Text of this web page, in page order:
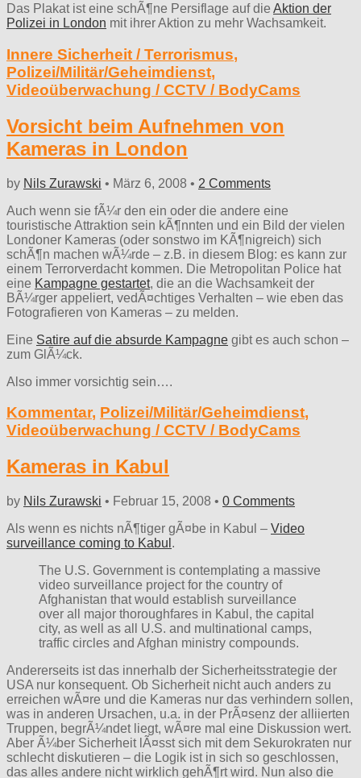
Das Plakat ist eine schÃ¶ne Persiflage auf die Aktion der
Polizei in London mit ihrer Aktion zu mehr Wachsamkeit.
Innere Sicherheit / Terrorismus,
Polizei/Militär/Geheimdienst,
Videoüberwachung / CCTV / BodyCams
Vorsicht beim Aufnehmen von
Kameras in London
by Nils Zurawski • März 6, 2008 • 2 Comments
Auch wenn sie fÃ¼r den ein oder die andere eine
touristische Attraktion sein kÃ¶nnten und ein Bild der vielen
Londoner Kameras (oder sonstwo im KÃ¶nigreich) sich
schÃ¶n machen wÃ¼rde – z.B. in diesem Blog: es kann zur
einem Terrorverdacht kommen. Die Metropolitan Police hat
eine Kampagne gestartet, die an die Wachsamkeit der
BÃ¼rger appeliert, vedÃ¤chtiges Verhalten – wie eben das
Fotografieren von Kameras – zu melden.
Eine Satire auf die absurde Kampagne gibt es auch schon –
zum GlÃ¼ck.
Also immer vorsichtig sein….
Kommentar, Polizei/Militär/Geheimdienst,
Videoüberwachung / CCTV / BodyCams
Kameras in Kabul
by Nils Zurawski • Februar 15, 2008 • 0 Comments
Als wenn es nichts nÃ¶tiger gÃ¤be in Kabul – Video
surveillance coming to Kabul .
The U.S. Government is contemplating a massive
video surveillance project for the country of
Afghanistan that would establish surveillance
over all major thoroughfares in Kabul, the capital
city, as well as all U.S. and multinational camps,
traffic circles and Afghan ministry compounds.
Andererseits ist das innerhalb der Sicherheitsstrategie der
USA nur konsequent. Ob Sicherheit nicht auch anders zu
erreichen wÃ¤re und die Kameras nur das verhindern sollen,
was in anderen Ursachen, u.a. in der PrÃ¤senz der alliierten
Truppen, begrÃ¼ndet liegt, wÃ¤re mal eine Diskussion wert.
Aber Ã¼ber Sicherheit lÃ¤sst sich mit dem Sekurokraten nur
schlecht diskutieren – die Logik ist in sich so geschlossen,
das alles andere nicht wirklich gehÃ¶rt wird. Nun also die